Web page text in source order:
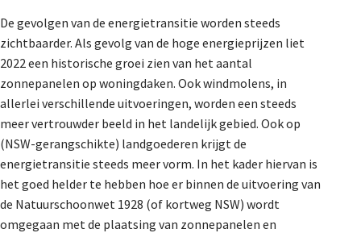
De gevolgen van de energietransitie worden steeds
zichtbaarder. Als gevolg van de hoge energieprijzen liet
2022 een historische groei zien van het aantal
zonnepanelen op woningdaken. Ook windmolens, in
allerlei verschillende uitvoeringen, worden een steeds
meer vertrouwder beeld in het landelijk gebied. Ook op
(NSW-gerangschikte) landgoederen krijgt de
energietransitie steeds meer vorm. In het kader hiervan is
het goed helder te hebben hoe er binnen de uitvoering van
de Natuurschoonwet 1928 (of kortweg NSW) wordt
omgegaan met de plaatsing van zonnepanelen en
Provincies
Dossiers
De Landeigenaar